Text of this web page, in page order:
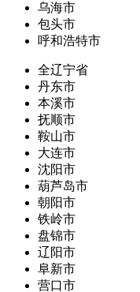
乌海市
包头市
呼和浩特市
全辽宁省
丹东市
本溪市
抚顺市
鞍山市
大连市
沈阳市
葫芦岛市
朝阳市
铁岭市
盘锦市
辽阳市
阜新市
营口市